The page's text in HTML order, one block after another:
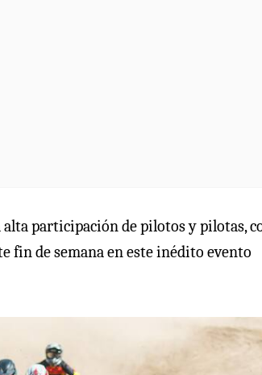
alta participación de pilotos y pilotas,
fin de semana en este inédito evento